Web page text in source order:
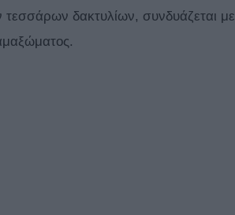
δακτυλίων, συνδυάζεται με